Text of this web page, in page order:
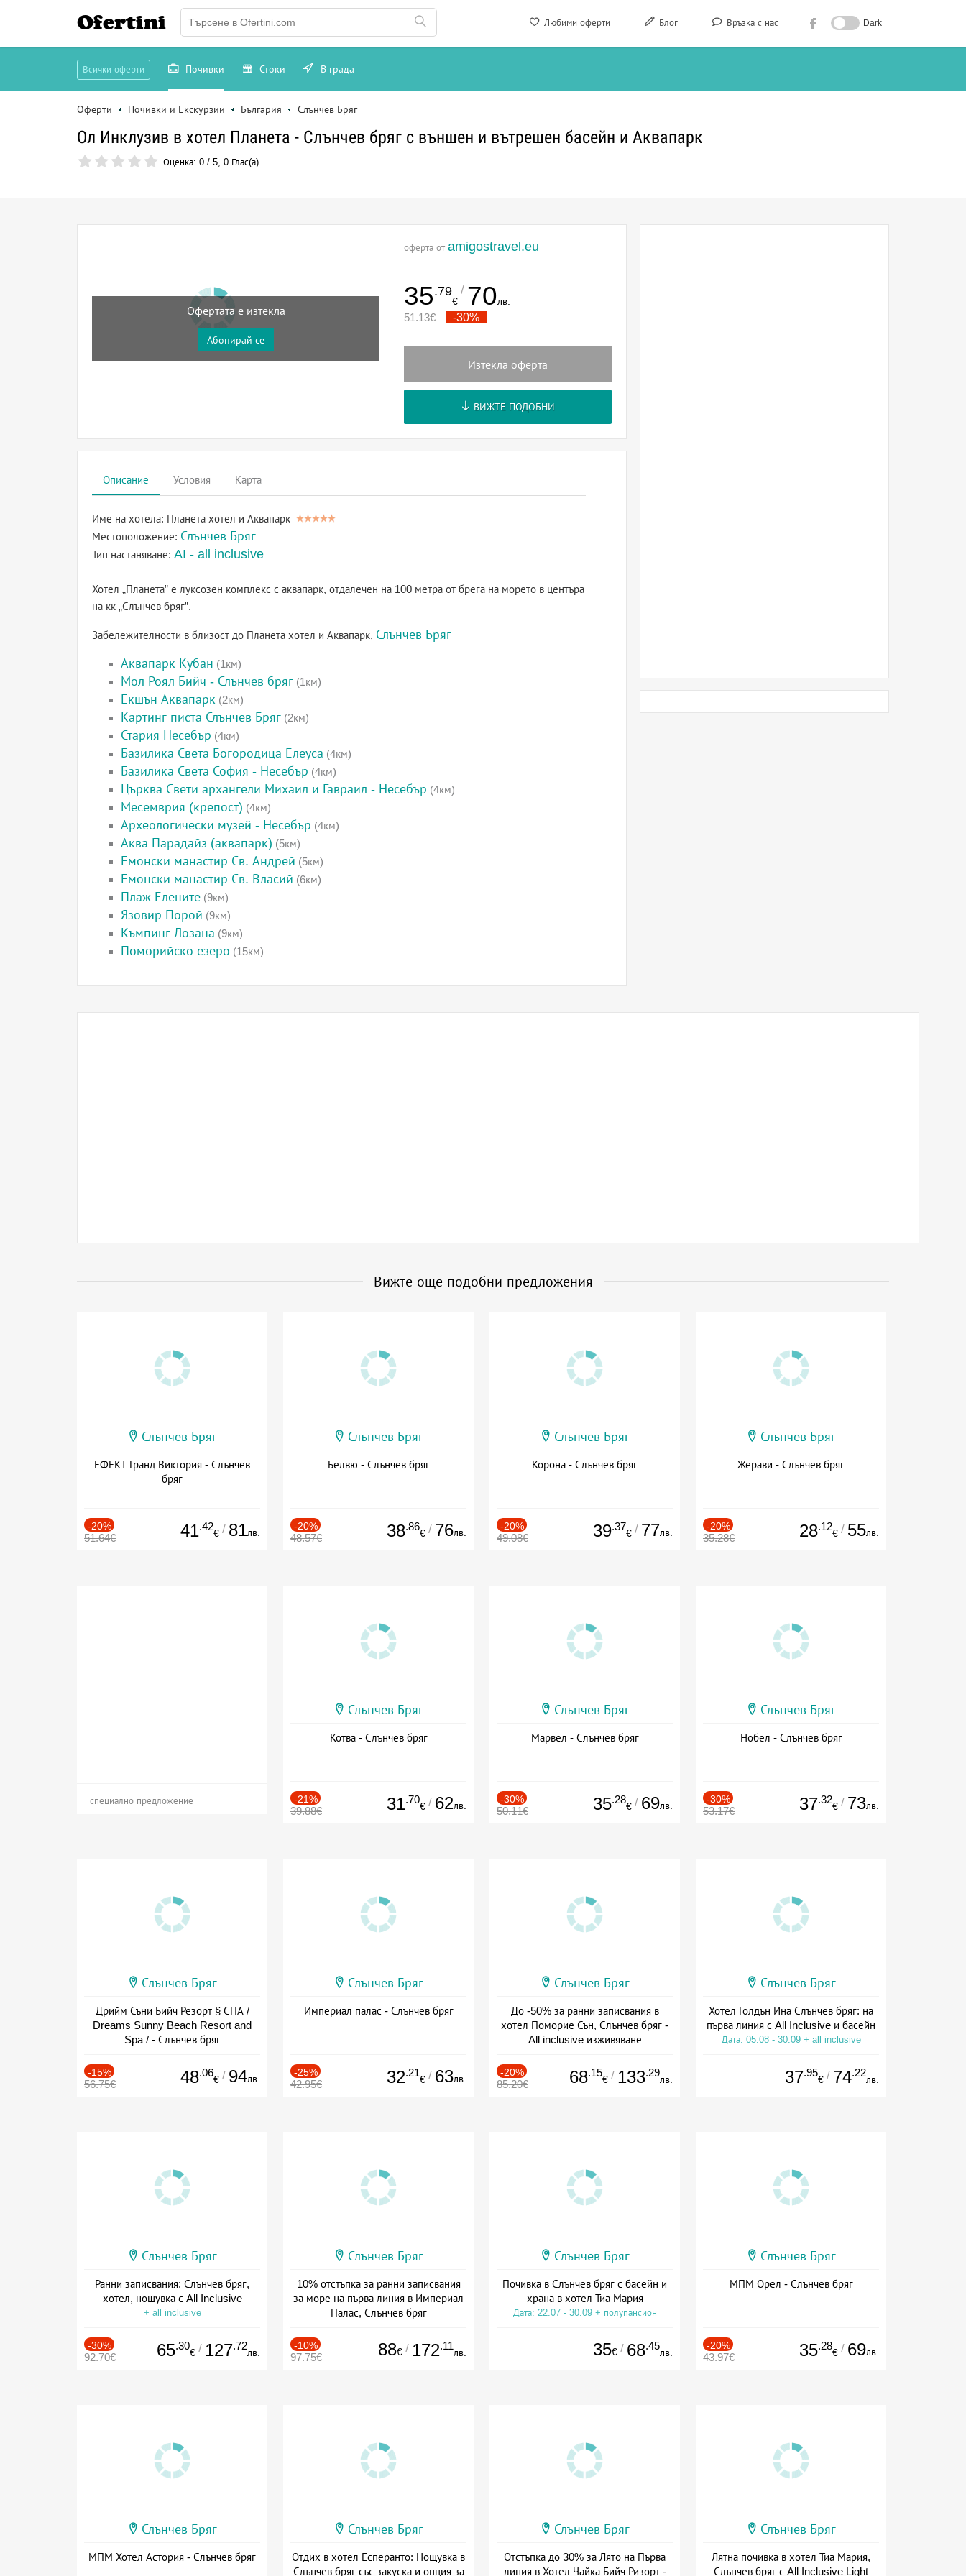
Любими оферти Блог Връзка с нас Dark
Ofertini
Всички оферти Почивки Стоки В града
Оферти Почивки и Екскурзии България Слънчев Бряг
Ол Инклузив в хотел Планета - Слънчев бряг с външен и вътрешен басейн и Аквапарк
Оценка: 0 / 5, 0 Глас(а)
Офертата е изтекла
Абонирай се
оферта от amigostravel.eu
35.79
€
/ 70лв.
51.13€ -30%
Изтекла оферта
ВИЖТЕ ПОДОБНИ
Описание Условия Карта
Име на хотела: Планета хотел и Аквапарк
Местоположение: Слънчев Бряг
Тип настаняване: AI - all inclusive
Хотел „Планета” е луксозен комплекс с аквапарк, отдалечен на 100 метра от брега на морето в центъра
на кк „Слънчев бряг”.
Забележителности в близост до Планета хотел и Аквапарк, Слънчев Бряг
Аквапарк Кубан (1км)
Мол Роял Бийч - Слънчев бряг (1км)
Екшън Аквапарк (2км)
Картинг писта Слънчев Бряг (2км)
Стария Несебър (4км)
Базилика Света Богородица Елеуса (4км)
Базилика Света София - Несебър (4км)
Църква Свети архангели Михаил и Гавраил - Несебър (4км)
Месемврия (крепост) (4км)
Археологически музей - Несебър (4км)
Аква Парадайз (аквапарк) (5км)
Емонски манастир Св. Андрей (5км)
Емонски манастир Св. Власий (6км)
Плаж Елените (9км)
Язовир Порой (9км)
Къмпинг Лозана (9км)
Поморийско езеро (15км)
Вижте още подобни предложения
Слънчев Бряг
ЕФЕКТ Гранд Виктория - Слънчев
бряг
-20%
51.64€ 41.42
€ / 81лв.
Слънчев Бряг
Белвю - Слънчев бряг
-20%
48.57€ 38.86
€ / 76лв.
Слънчев Бряг
Корона - Слънчев бряг
-20%
49.08€ 39.37
€ / 77лв.
Слънчев Бряг
Жерави - Слънчев бряг
-20%
35.28€ 28.12
€ / 55лв.
специално предложение
Слънчев Бряг
Котва - Слънчев бряг
-21%
39.88€ 31.70
€ / 62лв.
Слънчев Бряг
Марвел - Слънчев бряг
-30%
50.11€ 35.28
€ / 69лв.
Слънчев Бряг
Нобел - Слънчев бряг
-30%
53.17€ 37.32
€ / 73лв.
Слънчев Бряг
Дрийм Съни Бийч Резорт § СПА /
Dreams Sunny Beach Resort and
Spa / - Слънчев бряг
-15%
56.75€ 48.06
€ / 94лв.
Слънчев Бряг
Империал палас - Слънчев бряг
-25%
42.95€ 32.21
€ / 63лв.
Слънчев Бряг
До -50% за ранни записвания в
хотел Поморие Сън, Слънчев бряг -
All inclusive изживяване
-20%
85.20€ 68.15
€ / 133.29
лв.
Слънчев Бряг
Хотел Голдън Ина Слънчев бряг: на
първа линия с All Inclusive и басейн
Дата: 05.08 - 30.09 + all inclusive
37.95
€ / 74.22
лв.
Слънчев Бряг
Ранни записвания: Слънчев бряг,
хотел, нощувка с All Inclusive
+ all inclusive
-30%
92.70€ 65.30
€ / 127.72
лв.
Слънчев Бряг
10% отстъпка за ранни записвания
за море на първа линия в Империал
Палас, Слънчев бряг
-10%
97.75€ 88€ / 172.11
лв.
Слънчев Бряг
Почивка в Слънчев бряг с басейн и
храна в хотел Тиа Мария
Дата: 22.07 - 30.09 + полупансион
35€ / 68.45
лв.
Слънчев Бряг
МПМ Орел - Слънчев бряг
-20%
43.97€ 35.28
€ / 69лв.
Слънчев Бряг
МПМ Хотел Астория - Слънчев бряг
Слънчев Бряг
Отдих в хотел Есперанто: Нощувка в
Слънчев бряг със закуска и опция за
Слънчев Бряг
Отстъпка до 30% за Лято на Първа
линия в Хотел Чайка Бийч Ризорт -
Слънчев Бряг
Лятна почивка в хотел Тиа Мария,
Слънчев бряг с All Inclusive Light